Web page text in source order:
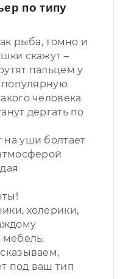
по типу
рыба, томно и
скажут –
пальцем у
популярную
человека
дергать по
на уши болтает
холерики,
под ваш тип